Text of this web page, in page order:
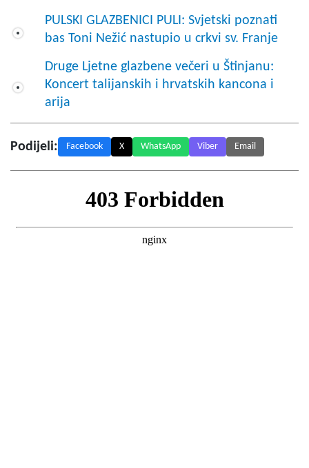
PULSKI GLAZBENICI PULI: Svjetski poznati
bas Toni Nežić nastupio u crkvi sv. Franje
Druge Ljetne glazbene večeri u Štinjanu:
Koncert talijanskih i hrvatskih kancona i
arija
Podijeli: Facebook X WhatsApp Viber Email